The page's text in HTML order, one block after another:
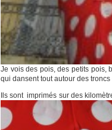
Je vois des pois, des petits pois,
qui dansent tout autour des troncs
Ils sont imprimés sur des